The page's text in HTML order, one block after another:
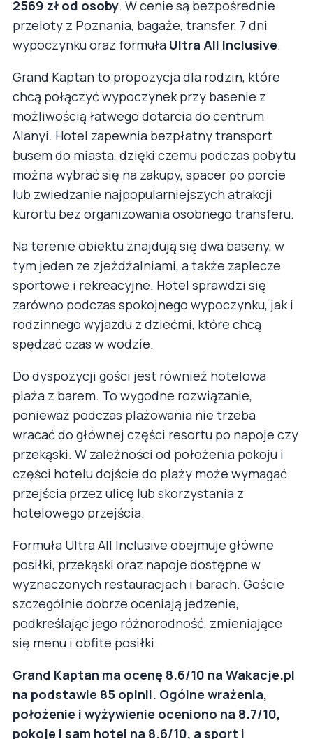
2569 zł od osoby. W cenie są bezpośrednie
przeloty z Poznania, bagaże, transfer, 7 dni
wypoczynku oraz formuła Ultra All Inclusive.
Grand Kaptan to propozycja dla rodzin, które
chcą połączyć wypoczynek przy basenie z
możliwością łatwego dotarcia do centrum
Alanyi. Hotel zapewnia bezpłatny transport
busem do miasta, dzięki czemu podczas pobytu
można wybrać się na zakupy, spacer po porcie
lub zwiedzanie najpopularniejszych atrakcji
kurortu bez organizowania osobnego transferu.
Na terenie obiektu znajdują się dwa baseny, w
tym jeden ze zjeżdżalniami, a także zaplecze
sportowe i rekreacyjne. Hotel sprawdzi się
zarówno podczas spokojnego wypoczynku, jak i
rodzinnego wyjazdu z dziećmi, które chcą
spędzać czas w wodzie.
Do dyspozycji gości jest również hotelowa
plaża z barem. To wygodne rozwiązanie,
ponieważ podczas plażowania nie trzeba
wracać do głównej części resortu po napoje czy
przekąski. W zależności od położenia pokoju i
części hotelu dojście do plaży może wymagać
przejścia przez ulicę lub skorzystania z
hotelowego przejścia.
Formuła Ultra All Inclusive obejmuje główne
posiłki, przekąski oraz napoje dostępne w
wyznaczonych restauracjach i barach. Goście
szczególnie dobrze oceniają jedzenie,
podkreślając jego różnorodność, zmieniające
się menu i obfite posiłki.
Grand Kaptan ma ocenę 8.6/10 na Wakacje.pl
na podstawie 85 opinii. Ogólne wrażenia,
położenie i wyżywienie oceniono na 8.7/10,
pokoje i sam hotel na 8.6/10, a sport i